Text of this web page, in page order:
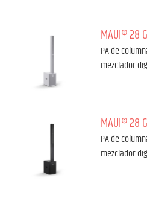
MAUI® 28
PA de
mezclador
MAUI® 28
PA de
mezclador